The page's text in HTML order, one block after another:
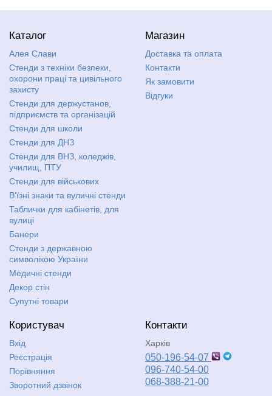
Каталог
Алея Слави
Стенди з техніки безпеки,
охорони праці та цивільного
захисту
Стенди для держустанов,
підприємств та організацій
Стенди для школи
Стенди для ДНЗ
Стенди для ВНЗ, коледжів,
училищ, ПТУ
Стенди для військових
В'їзні знаки та вуличні стенди
Таблички для кабінетів, для
вулиці
Банери
Стенди з державною
символікою України
Медичні стенди
Декор стін
Супутні товари
Магазин
Доставка та оплата
Контакти
Як замовити
Відгуки
Користувач
Вхід
Реєстрація
Порівняння
Зворотний дзвінок
Контакти
Харків
050-196-54-07
096-740-54-00
068-388-21-00